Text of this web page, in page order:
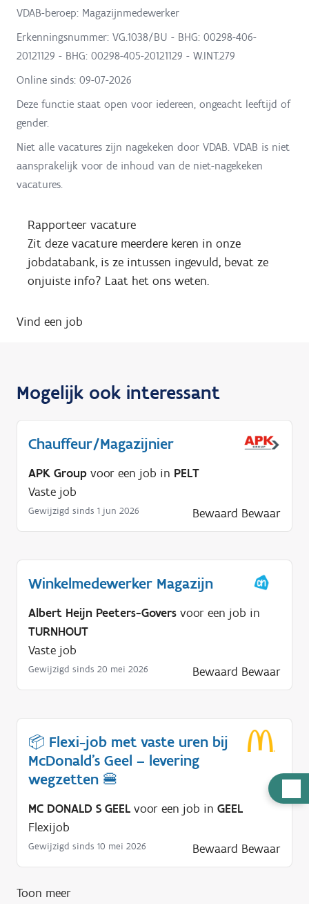
u
p
VDAB-beroep: Magazijnmedewerker
Erkenningsnummer: VG.1038/BU - BHG: 00298-406-
20121129 - BHG: 00298-405-20121129 - W.INT.279
Online sinds: 09-07-2026
Deze functie staat open voor iedereen, ongeacht leeftijd of
gender.
Niet alle vacatures zijn nagekeken door VDAB. VDAB is niet
aansprakelijk voor de inhoud van de niet-nagekeken
vacatures.
Rapporteer vacature
Zit deze vacature meerdere keren in onze
jobdatabank, is ze intussen ingevuld, bevat ze
onjuiste info? Laat het ons weten.
Vind een job
Mogelijk ook interessant
Chauffeur/Magazijnier
APK Group voor een job in PELT
Vaste job
Gewijzigd sinds 1 jun 2026 Bewaard Bewaar
Winkelmedewerker Magazijn
Albert Heijn Peeters-Govers voor een job in
TURNHOUT
Vaste job
Gewijzigd sinds 20 mei 2026 Bewaard Bewaar
📦 Flexi-job met vaste uren bij
McDonald’s Geel – levering
wegzetten 🍔
MC DONALD S GEEL voor een job in GEEL
Flexijob
Gewijzigd sinds 10 mei 2026 Bewaard Bewaar
Toon meer